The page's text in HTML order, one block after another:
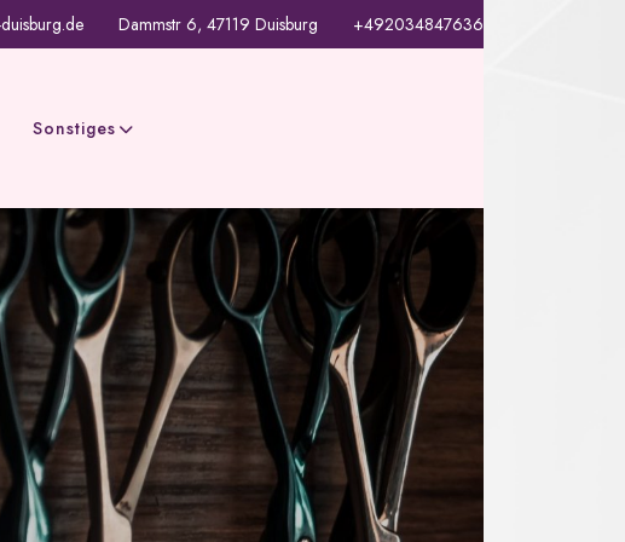
Dammstr 6, 47119 Duisburg +492034847636
Sonstiges